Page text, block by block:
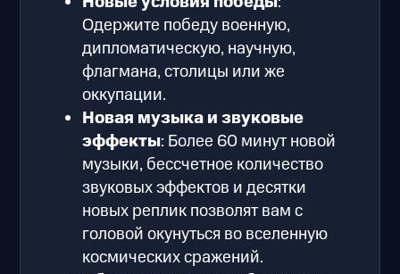
Одержите победу военную,
дипломатическую, научную,
флагмана, столицы или же
оккупации.
Новая музыка и звуковые
эффекты: Более 60 минут новой
музыки, бессчетное количество
звуковых эффектов и десятки
новых реплик позволят вам с
головой окунуться во вселенную
космических сражений.